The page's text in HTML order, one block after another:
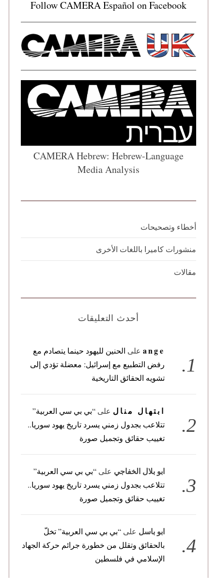
Follow CAMERA Español on Facebook
CAMERA Hebrew: Hebrew-Language
Media Analysis
أخطاء وتصحيحات
منشورات كاميرا باللغات الأخرى
مقالات
أحدث التعليقات
angeعلى الحنين لليهود حينما يتصادم مع
رفض التطبيع مع إسرائيل: معضلة تؤدي إلى
تشويه الحقائق التاريخية
ابتهال منال على“بي بي سي العربية”
تتلاعب بجدول زمني يسرد تاريخ يهود سوريا..
تغييب حقائق وتجميل صورة
ابو بلال الخفاجي على“بي بي سي العربية”
تتلاعب بجدول زمني يسرد تاريخ يهود سوريا..
تغييب حقائق وتجميل صورة
ابو باسل على“بي بي سي العربية” تخلّ
بالحقائق وتقلل من خطورة جرائم حركة الجهاد
الإسلامي في فلسطين